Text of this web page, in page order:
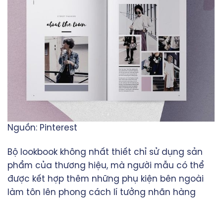
Nguồn: Pinterest
Bộ lookbook không nhất thiết chỉ sử dụng sản
phẩm của thương hiệu, mà người mẫu có thể
được kết hợp thêm những phụ kiện bên ngoài
làm tôn lên phong cách lí tưởng nhãn hàng